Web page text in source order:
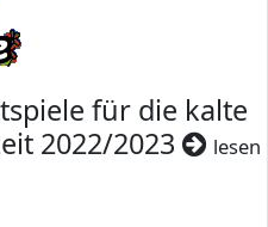
für die kalte
2022/2023
lesen